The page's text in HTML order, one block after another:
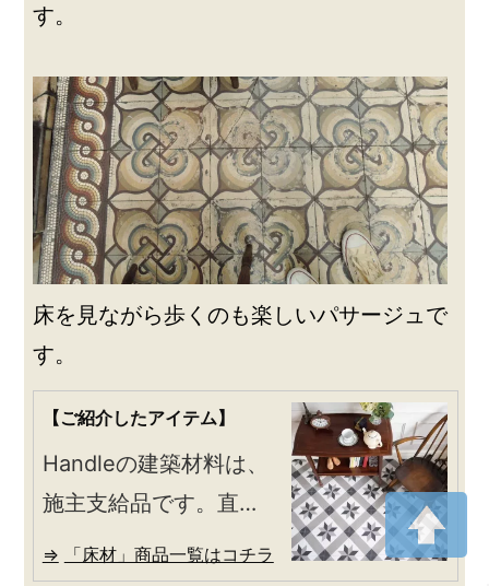
す。
床を見ながら歩くのも楽しいパサージュで
す。
【ご紹介したアイテム】
Handleの建築材料は、
施主支給品です。直
接、建築現場や工務店
「床材」商品一覧はコチラ